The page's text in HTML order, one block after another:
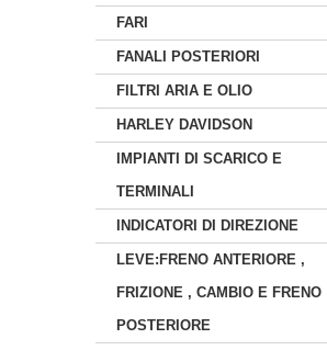
FARI
FANALI POSTERIORI
FILTRI ARIA E OLIO
HARLEY DAVIDSON
IMPIANTI DI SCARICO E
TERMINALI
INDICATORI DI DIREZIONE
LEVE:FRENO ANTERIORE ,
FRIZIONE , CAMBIO E FRENO
POSTERIORE